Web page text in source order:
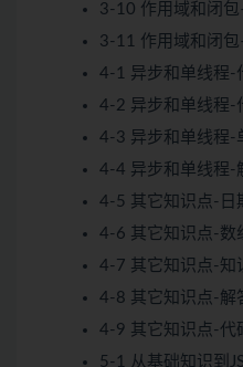
3-10 作用域和闭包
3-11 作用域和闭
4-1 异步和单线程-
4-2 异步和单线程-
4-3 异步和单线程-
4-4 异步和单线程-
4-5 其它知识点-日
4-6 其它知识点-数
4-7 其它知识点-知
4-8 其它知识点-解
4-9 其它知识点-代
5-1 从基础知识到